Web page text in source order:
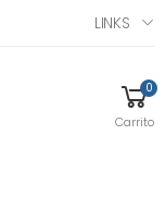
LINKS
0
Carrito